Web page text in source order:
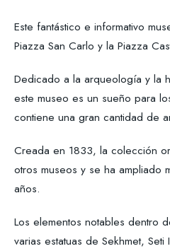
Este fantástico e informativo
Piazza San Carlo y la Piazza
Dedicado a la arqueología y la
este museo es un sueño para
contiene una gran cantidad de
Creada en 1833, la colección
otros museos y se ha ampliado
años.
Los elementos notables dentro
varias estatuas de Sekhmet,